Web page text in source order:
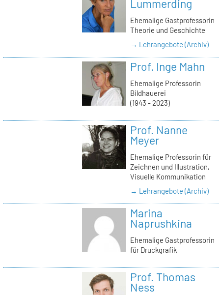
Lummerding
Ehemalige Gastprofessorin
Theorie und Geschichte
→ Lehrangebote (Archiv)
Prof. Inge Mahn
Ehemalige Professorin
Bildhauerei
(1943 - 2023)
Prof. Nanne
Meyer
Ehemalige Professorin für
Zeichnen und Illustration,
Visuelle Kommunikation
→ Lehrangebote (Archiv)
Marina
Naprushkina
Ehemalige Gastprofessorin
für Druckgrafik
Prof. Thomas
Ness